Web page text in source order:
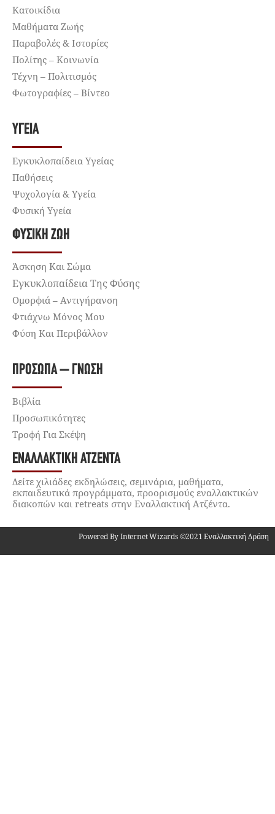
Κατοικίδια
Μαθήματα Ζωής
Παραβολές & Ιστορίες
Πολίτης – Κοινωνία
Τέχνη – Πολιτισμός
Φωτογραφίες – Βίντεο
ΥΓΕΊΑ
Εγκυκλοπαίδεια Υγείας
Παθήσεις
Ψυχολογία & Υγεία
Φυσική Υγεία
ΦΥΣΙΚΉ ΖΩΉ
Άσκηση Και Σώμα
Εγκυκλοπαίδεια Της Φύσης
Ομορφιά – Αντιγήρανση
Φτιάχνω Μόνος Μου
Φύση Και Περιβάλλον
ΠΡΌΣΩΠΑ – ΓΝΏΣΗ
Βιβλία
Προσωπικότητες
Τροφή Για Σκέψη
ΕΝΑΛΛΑΚΤΙΚΉ ΑΤΖΈΝΤΑ
Δείτε χιλιάδες εκδηλώσεις, σεμινάρια, μαθήματα,
εκπαιδευτικά προγράμματα, προορισμούς εναλλακτικών
διακοπών και retreats στην Εναλλακτική Ατζέντα.
Powered By Internet Wizards ©2021 Εναλλακτική Δράση